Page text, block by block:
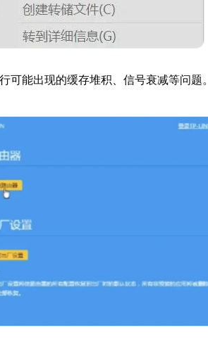
可能出现的缓存堆积、信号衰减等问题。